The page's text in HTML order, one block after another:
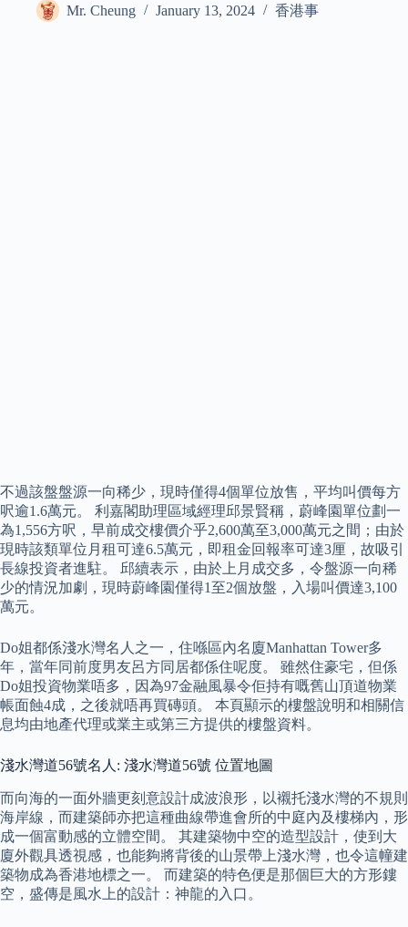
Mr. Cheung January 13, 2024 香港事
不過該盤盤源一向稀少，現時僅得4個單位放售，平均叫價每方
呎逾1.6萬元。 利嘉閣助理區域經理邱景賢稱，蔚峰園單位劃一
為1,556方呎，早前成交樓價介乎2,600萬至3,000萬元之間；由於
現時該類單位月租可達6.5萬元，即租金回報率可達3厘，故吸引
長線投資者進駐。 邱續表示，由於上月成交多，令盤源一向稀
少的情況加劇，現時蔚峰園僅得1至2個放盤，入場叫價達3,100
萬元。
Do姐都係淺水灣名人之一，住喺區內名廈Manhattan Tower多
年，當年同前度男友呂方同居都係住呢度。 雖然住豪宅，但係
Do姐投資物業唔多，因為97金融風暴令佢持有嘅舊山頂道物業
帳面蝕4成，之後就唔再買磚頭。 本頁顯示的樓盤說明和相關信
息均由地產代理或業主或第三方提供的樓盤資料。
淺水灣道56號名人: 淺水灣道56號 位置地圖
而向海的一面外牆更刻意設計成波浪形，以襯托淺水灣的不規則
海岸線，而建築師亦把這種曲線帶進會所的中庭內及樓梯內，形
成一個富動感的立體空間。 其建築物中空的造型設計，使到大
廈外觀具透視感，也能夠將背後的山景帶上淺水灣，也令這幢建
築物成為香港地標之一。 而建築的特色便是那個巨大的方形鏤
空，盛傳是風水上的設計：神龍的入口。